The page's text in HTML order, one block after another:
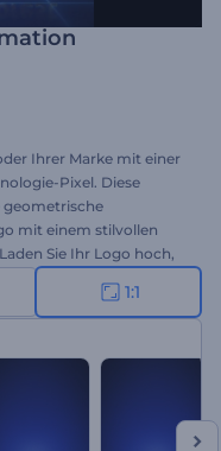
Ihrer Marke mit einer
Pixel. Diese
geometrische
mit einem stilvollen
Sie Ihr Logo hoch,
mit wenigen Klicks eine
Sie es, um neue
und viele weitere
es jetzt aus!
1:1